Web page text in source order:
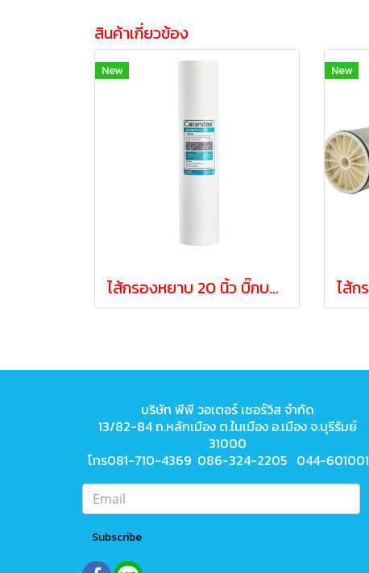
สินค้าเกี่ยวข้อง
New
ไส้กรองหยาบ 20 นิ้ว บิ๊กบลู Sediment Bigblue 5 Micron
New
บริษัท พีพี วอเตอร์ เซอร์วิส จำกัด
13/82-84 ถ.หลักเมือง ต.ในเมือง อ.เมือง จ.บุรีรัมย์
31000
โทร081-710-4369 086-324-2205 044-601001
Subscribe